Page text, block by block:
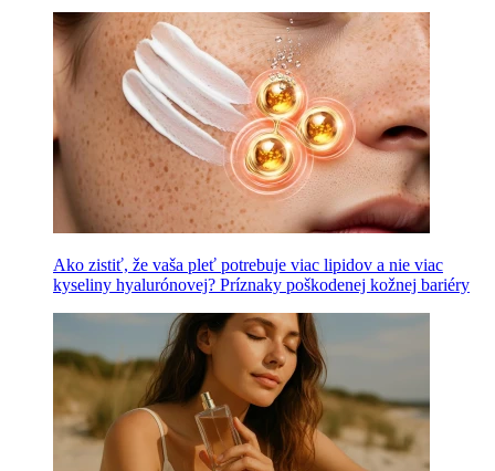
Ako zistiť, že vaša pleť potrebuje viac lipidov a nie viac
kyseliny hyalurónovej? Príznaky poškodenej kožnej bariéry